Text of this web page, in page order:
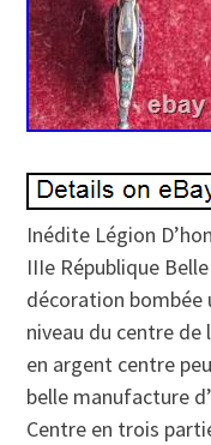
Inédite Légion
IIIe République
décoration bombée
niveau du centre de
en argent centre
belle manufacture
Centre en trois